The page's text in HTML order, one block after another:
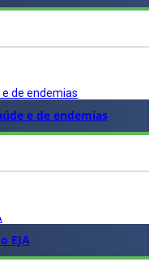
de endemias
e de endemias
EJA